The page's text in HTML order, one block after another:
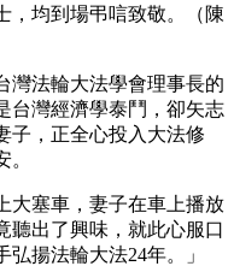
，均到場弔唁致敬。（陳
灣法輪大法學會理事長的
台灣經濟學泰鬥，卻矢志
子，正全心投入大法修
大塞車，妻子在車上播放
聽出了興味，就此心服口
揚法輪大法24年。」